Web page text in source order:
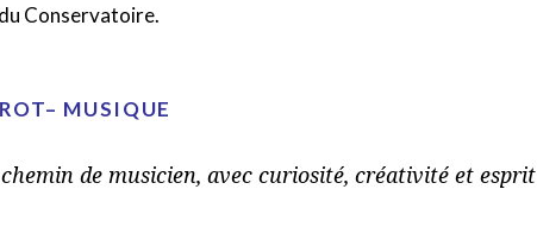
Conservatoire.
MUSIQUE
chemin de musicien, avec curiosité, créativité et esprit